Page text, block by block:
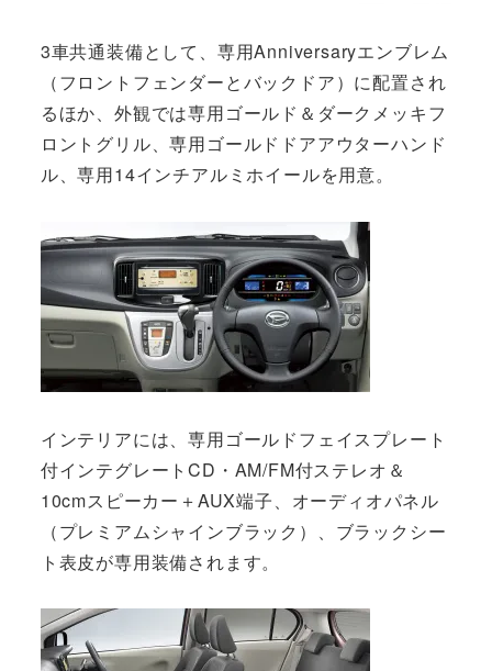
3車共通装備として、専用Anniversaryエンブレム
（フロントフェンダーとバックドア）に配置され
るほか、外観では専用ゴールド＆ダークメッキフ
ロントグリル、専用ゴールドドアアウターハンド
ル、専用14インチアルミホイールを用意。
インテリアには、専用ゴールドフェイスプレート
付インテグレートCD・AM/FM付ステレオ＆
10cmスピーカー＋AUX端子、オーディオパネル
（プレミアムシャインブラック）、ブラックシー
ト表皮が専用装備されます。